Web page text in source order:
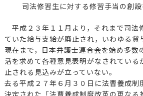
司法修習生に対する修習手当の創
平成２３年１１月より，それまで司法
ていた給与支給が廃止され，いわゆる貸
現在まで，日本弁護士連合会を始め多数
活を求めて各種意見表明がなされている
止される見込みが立っていない。
去る平成２７年６月３０日に法曹養成制
決定された「法曹養成制度改革の更なる